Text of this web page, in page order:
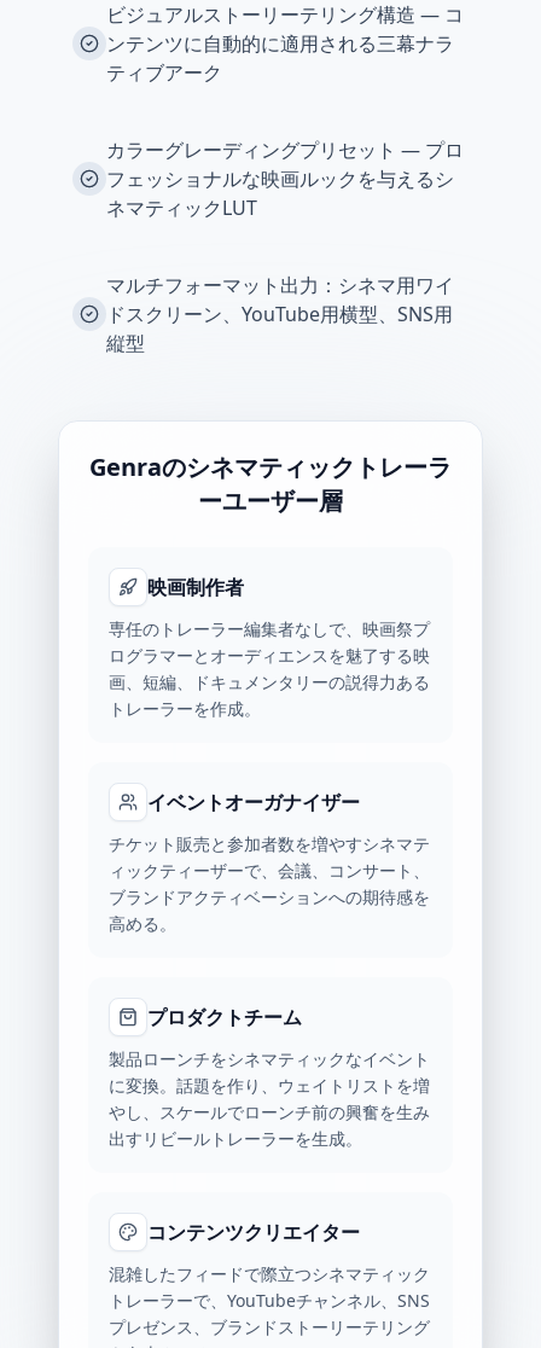
ビジュアルストーリーテリング構造 — コ
ンテンツに自動的に適用される三幕ナラ
ティブアーク
カラーグレーディングプリセット — プロ
フェッショナルな映画ルックを与えるシ
ネマティックLUT
マルチフォーマット出力：シネマ用ワイ
ドスクリーン、YouTube用横型、SNS用
縦型
Genraのシネマティックトレーラ
ーユーザー層
映画制作者
専任のトレーラー編集者なしで、映画祭プ
ログラマーとオーディエンスを魅了する映
画、短編、ドキュメンタリーの説得力ある
トレーラーを作成。
イベントオーガナイザー
チケット販売と参加者数を増やすシネマテ
ィックティーザーで、会議、コンサート、
ブランドアクティベーションへの期待感を
高める。
プロダクトチーム
製品ローンチをシネマティックなイベント
に変換。話題を作り、ウェイトリストを増
やし、スケールでローンチ前の興奮を生み
出すリビールトレーラーを生成。
コンテンツクリエイター
混雑したフィードで際立つシネマティック
トレーラーで、YouTubeチャンネル、SNS
プレゼンス、ブランドストーリーテリング